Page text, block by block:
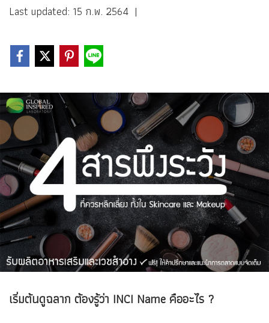
Last updated: 15 ก.พ. 2564 |
เริ่มต้นดูฉลาก ต้องรู้ว่า INCI Name คืออะไร ?